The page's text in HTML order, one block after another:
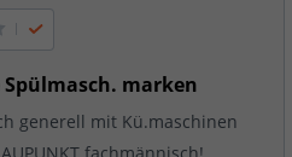
marken
generell mit Kü.maschinen
fachmännisch!